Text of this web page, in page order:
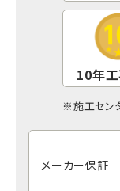
10年
※施工セン
メーカー保証